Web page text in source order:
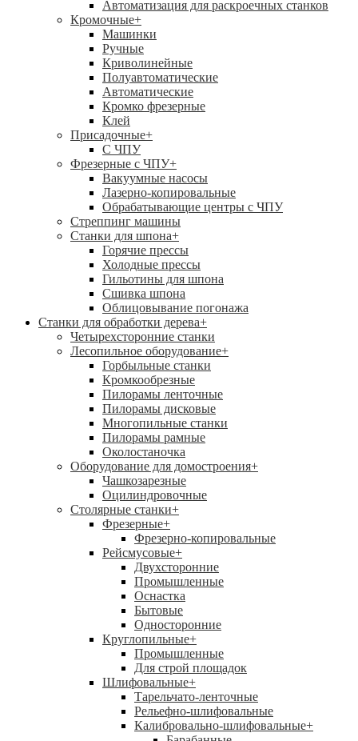
Автоматизация для раскроечных станков
Кромочные+
Машинки
Ручные
Криволинейные
Полуавтоматические
Автоматические
Кромко фрезерные
Клей
Присадочные+
С ЧПУ
Фрезерные с ЧПУ+
Вакуумные насосы
Лазерно-копировальные
Обрабатывающие центры с ЧПУ
Стреппинг машины
Станки для шпона+
Горячие прессы
Холодные прессы
Гильотины для шпона
Сшивка шпона
Облицовывание погонажа
Станки для обработки дерева+
Четырехсторонние станки
Лесопильное оборудование+
Горбыльные станки
Кромкообрезные
Пилорамы ленточные
Пилорамы дисковые
Многопильные станки
Пилорамы рамные
Околостаночка
Оборудование для домостроения+
Чашкозарезные
Оцилиндровочные
Столярные станки+
Фрезерные+
Фрезерно-копировальные
Рейсмусовые+
Двухсторонние
Промышленные
Оснастка
Бытовые
Односторонние
Круглопильные+
Промышленные
Для строй площадок
Шлифовальные+
Тарельчато-ленточные
Рельефно-шлифовальные
Калибровально-шлифовальные+